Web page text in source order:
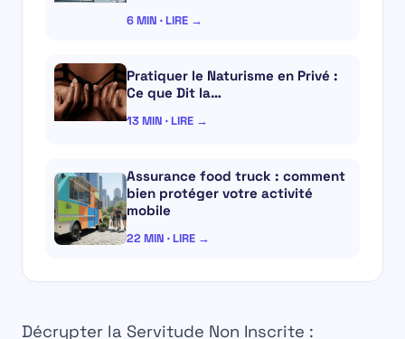
6 MIN · LIRE →
Pratiquer le Naturisme en Privé :
Ce que Dit la…
13 MIN · LIRE →
Assurance food truck : comment
bien protéger votre activité
mobile
22 MIN · LIRE →
Décrypter la Servitude Non Inscrite :